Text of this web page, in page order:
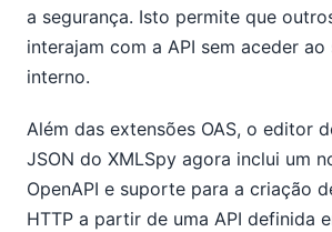
a segurança. Isto permite que
interajam com a API sem aceder
interno.
Além das extensões OAS, o editor
JSON do XMLSpy agora inclui um
OpenAPI e suporte para a criação
HTTP a partir de uma API definida